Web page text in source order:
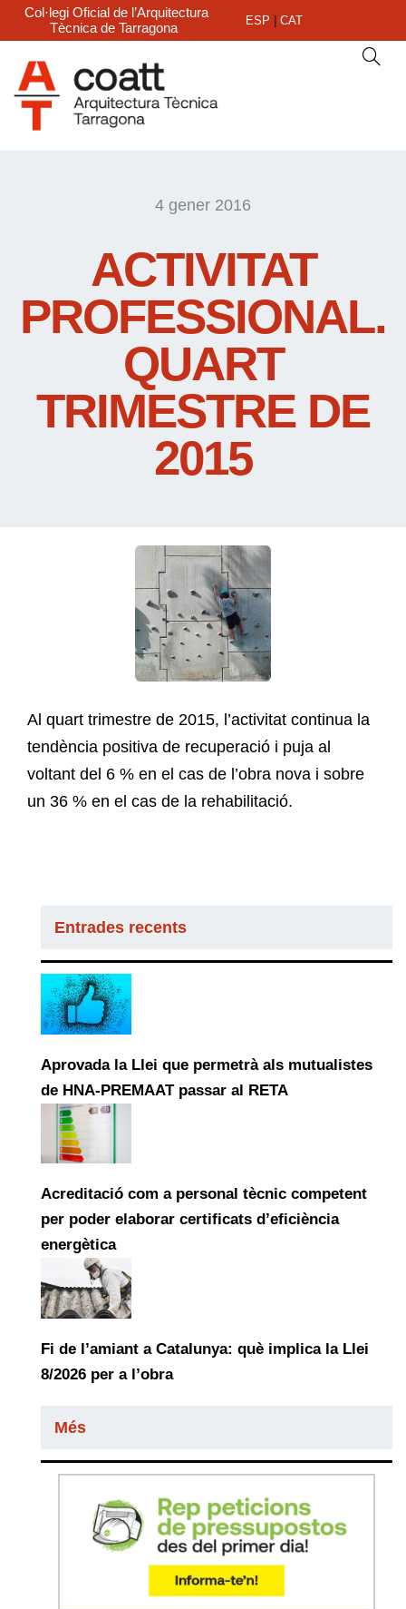
Col·legi Oficial de l’Arquitectura
Tècnica de Tarragona
ESP CAT
4 gener 2016
ACTIVITAT
PROFESSIONAL.
QUART
TRIMESTRE DE
2015
Al quart trimestre de 2015, l’activitat continua la
tendència positiva de recuperació i puja al
voltant del 6 % en el cas de l’obra nova i sobre
un 36 % en el cas de la rehabilitació.
Entrades recents
Aprovada la Llei que permetrà als mutualistes
de HNA-PREMAAT passar al RETA
Acreditació com a personal tècnic competent
per poder elaborar certificats d’eficiència
energètica
Fi de l’amiant a Catalunya: què implica la Llei
8/2026 per a l’obra
Més